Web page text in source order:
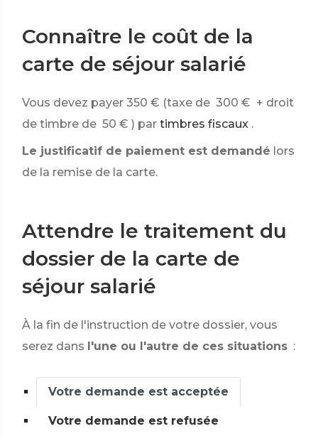
Connaître le coût de la
carte de séjour salarié
Vous devez payer 350 € (taxe de 300 € + droit
de timbre de 50 € ) par timbres fiscaux .
Le justificatif de paiement est demandé lors
de la remise de la carte.
Attendre le traitement du
dossier de la carte de
séjour salarié
À la fin de l'instruction de votre dossier, vous
serez dans l'une ou l'autre de ces situations :
Votre demande est acceptée
Votre demande est refusée